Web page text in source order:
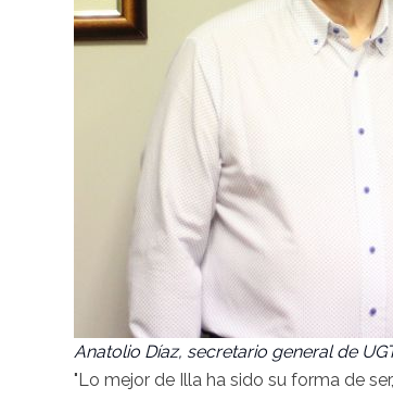
Anatolio Díaz, secretario general de
"Lo mejor de Illa ha sido su forma de